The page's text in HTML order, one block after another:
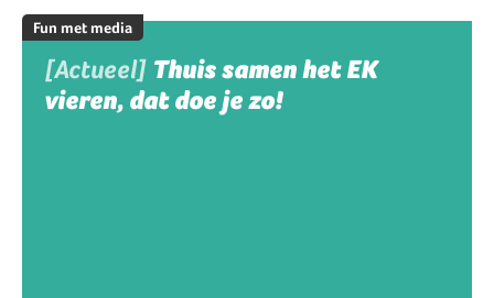
Fun met media
[Actueel] Thuis samen het EK
vieren, dat doe je zo!